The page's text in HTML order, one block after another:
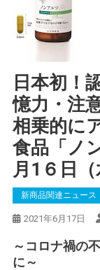
日本初！
憶力・注
相乗的に
食品「ノ
月1６日
新商品関連ニュース
2021年6月17日
～コロナ禍の
に～